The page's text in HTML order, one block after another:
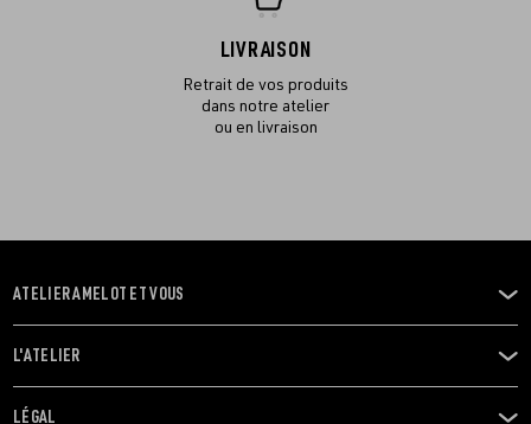
LIVRAISON
Retrait de vos produits
dans notre atelier
ou en livraison
OUVRIR
LE
MENU
ATELIER AMELOT ET VOUS
OUVRIR
LE
MENU
L'ATELIER
LÉGAL